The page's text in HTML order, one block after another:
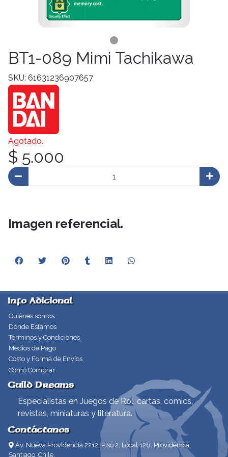
BT1-089 Mimi Tachikawa
SKU: 61631236907657
Agotado.
$ 5.000
Imagen referencial.
Info Adicional
Quiénes somos
Dónde Estamos
Términos y Condiciones
Medios de Pago
Costo y Forma de Envíos
Como Comprar
Guild Dreams
Especialistas en Juegos de Rol, cartas, comics,
revistas, miniaturas y literatura.
Contáctanos
Av. Nueva Providencia 2212, Piso 2, Local 126. Providencia,
Santiago, Chile.